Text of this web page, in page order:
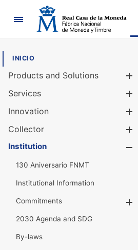
Navigation
INICIO
Products and Solutions
Services
Innovation
Collector
Institution
130 Aniversario FNMT
Institutional Information
Commitments
2030 Agenda and SDG
By-laws